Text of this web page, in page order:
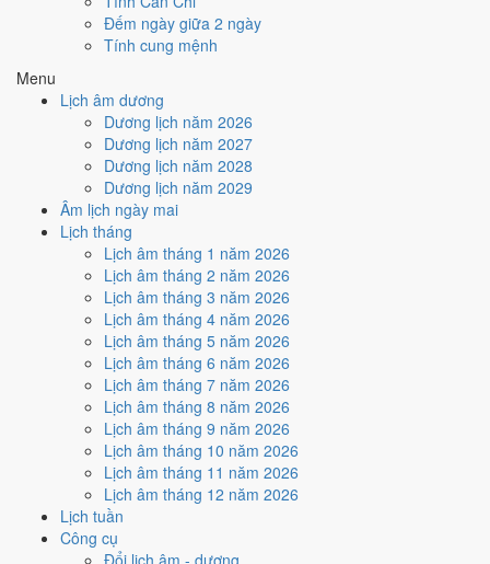
Đếm ngày giữa 2 ngày
Tính cung mệnh
Menu
Lịch âm dương
Dương lịch năm 2026
Dương lịch năm 2027
Dương lịch năm 2028
Dương lịch năm 2029
Âm lịch ngày mai
Lịch tháng
Lịch âm tháng 1 năm 2026
Lịch âm tháng 2 năm 2026
Lịch âm tháng 3 năm 2026
Lịch âm tháng 4 năm 2026
Lịch âm tháng 5 năm 2026
Lịch âm tháng 6 năm 2026
Lịch âm tháng 7 năm 2026
Lịch âm tháng 8 năm 2026
Lịch âm tháng 9 năm 2026
Lịch âm tháng 10 năm 2026
Lịch âm tháng 11 năm 2026
Lịch âm tháng 12 năm 2026
Lịch tuần
Công cụ
Đổi lịch âm - dương
Ký hợp đồng - giao ước
Trung bình
Ký hợp đồng - giao ước hôm nay ở
Ngày Hắc Đạo
Cách tính ngày tốt
Động thổ - khởi công
Trung bình
Động thổ - khởi công hôm nay ở
Ngày Hắc Đạogây bất lợi.
Cách tính ngày tốt
Nhập trạch - vào nhà mới
Trung bình
Nhập trạch - vào nhà mới hôm nay ở
Ngày Hắc Đạogây bất lợi.
Cách tính ngày tốt
Mua xe - tậu xe
Trung bình
Mua xe - tậu xe hôm nay ởmức trung bình (4/10)
Hắc Đạogây bất lợi.
Cách tính ngày tốt
Xuất hành - đi xa
4
/10Trung bình
Xuất hành - đi xa hôm nay ở
Hắc Đạogây bất lợi.